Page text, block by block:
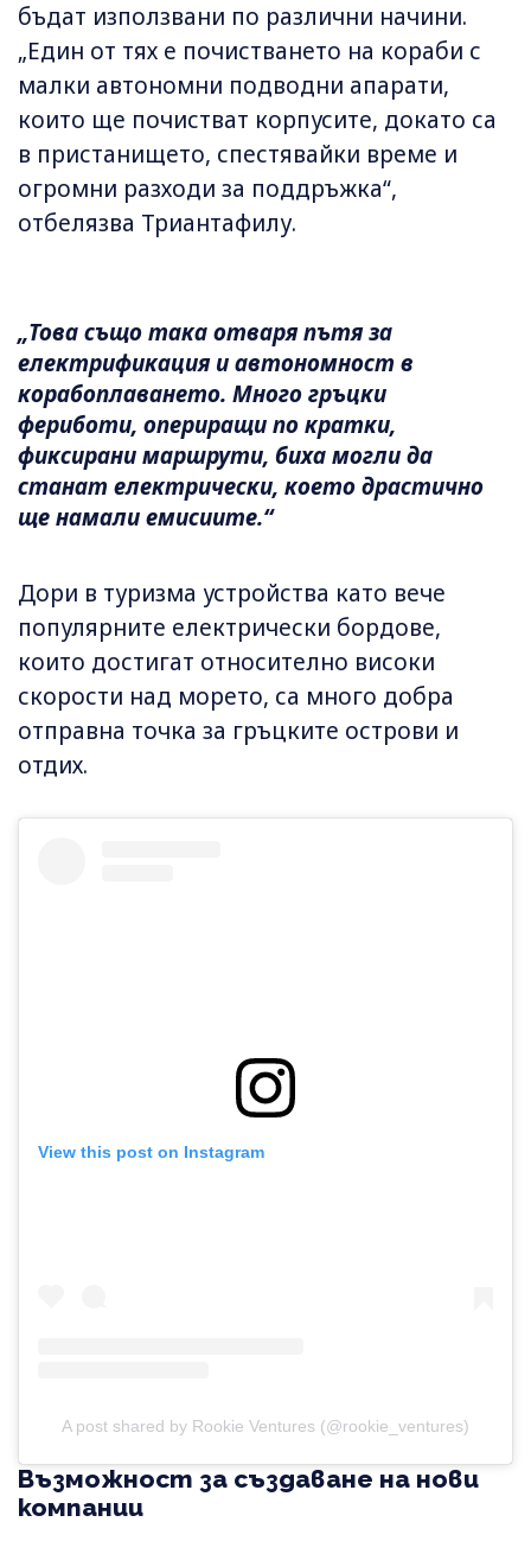
бъдат използвани по различни начини.
„Един от тях е почистването на кораби с
малки автономни подводни апарати,
които ще почистват корпусите, докато са
в пристанището, спестявайки време и
огромни разходи за поддръжка“,
отбелязва Триантафилу.
„Това също така отваря пътя за
електрификация и автономност в
корабоплаването. Много гръцки
фериботи, опериращи по кратки,
фиксирани маршрути, биха могли да
станат електрически, което драстично
ще намали емисиите.“
Дори в туризма устройства като вече
популярните електрически бордове,
които достигат относително високи
скорости над морето, са много добра
отправна точка за гръцките острови и
отдих.
View this post on Instagram
A post shared by Rookie Ventures (@rookie_ventures)
Възможност за създаване на нови
компании